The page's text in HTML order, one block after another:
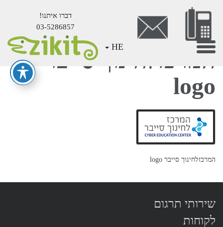
Main
Content
דברו איתנו!
03-5286857
Toggle
navigation
HE
המרכזלחינוך סייבר
logo
המרכזלחינוך סייבר logo
שירותי תרגום
לקוחות